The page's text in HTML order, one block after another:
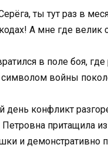
ты тут раз в
А мне где велик
в поле боя,
символом войны
день конфликт
Петровна притащила
и демонстративно